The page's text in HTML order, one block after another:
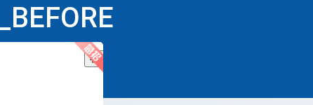
收藏